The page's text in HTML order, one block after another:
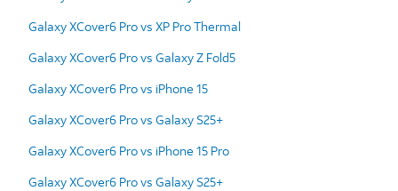
Galaxy XCover6 Pro vs XP Pro Thermal
Galaxy XCover6 Pro vs Galaxy Z Fold5
Galaxy XCover6 Pro vs iPhone 15
Galaxy XCover6 Pro vs Galaxy S25+
Galaxy XCover6 Pro vs iPhone 15 Pro
Galaxy XCover6 Pro vs Galaxy S25+